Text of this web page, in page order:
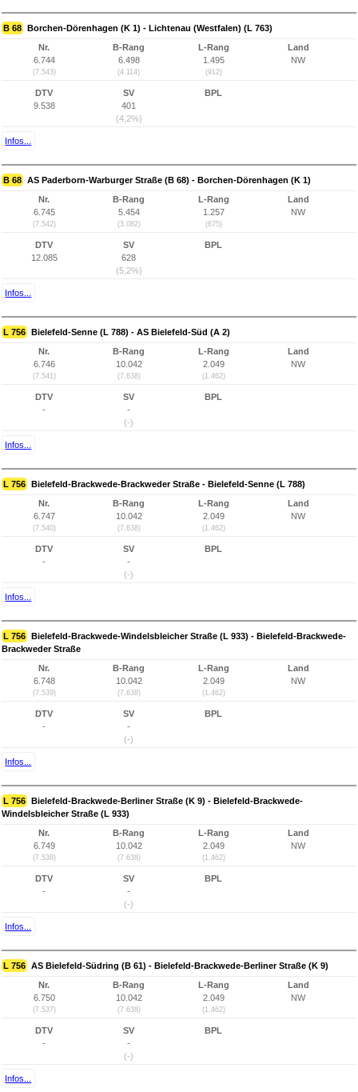
B 68 Borchen-Dörenhagen (K 1) - Lichtenau (Westfalen) (L 763)
Nr.
6.744
(7.543)
B-Rang
6.498
(4.114)
L-Rang
1.495
(912)
Land
NW
DTV
9.538
SV
401
(4,2%)
BPL
Infos...
B 68 AS Paderborn-Warburger Straße (B 68) - Borchen-Dörenhagen (K 1)
Nr.
6.745
(7.542)
B-Rang
5.454
(3.082)
L-Rang
1.257
(675)
Land
NW
DTV
12.085
SV
628
(5,2%)
BPL
Infos...
L 756 Bielefeld-Senne (L 788) - AS Bielefeld-Süd (A 2)
Nr.
6.746
(7.541)
B-Rang
10.042
(7.638)
L-Rang
2.049
(1.462)
Land
NW
DTV
-
SV
-
(-)
BPL
Infos...
L 756 Bielefeld-Brackwede-Brackweder Straße - Bielefeld-Senne (L 788)
Nr.
6.747
(7.540)
B-Rang
10.042
(7.638)
L-Rang
2.049
(1.462)
Land
NW
DTV
-
SV
-
(-)
BPL
Infos...
L 756 Bielefeld-Brackwede-Windelsbleicher Straße (L 933) - Bielefeld-Brackwede-
Brackweder Straße
Nr.
6.748
(7.539)
B-Rang
10.042
(7.638)
L-Rang
2.049
(1.462)
Land
NW
DTV
-
SV
-
(-)
BPL
Infos...
L 756 Bielefeld-Brackwede-Berliner Straße (K 9) - Bielefeld-Brackwede-
Windelsbleicher Straße (L 933)
Nr.
6.749
(7.538)
B-Rang
10.042
(7.638)
L-Rang
2.049
(1.462)
Land
NW
DTV
-
SV
-
(-)
BPL
Infos...
L 756 AS Bielefeld-Südring (B 61) - Bielefeld-Brackwede-Berliner Straße (K 9)
Nr.
6.750
(7.537)
B-Rang
10.042
(7.638)
L-Rang
2.049
(1.462)
Land
NW
DTV
-
SV
-
(-)
BPL
Infos...